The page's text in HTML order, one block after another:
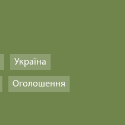
Україна
Оголошення